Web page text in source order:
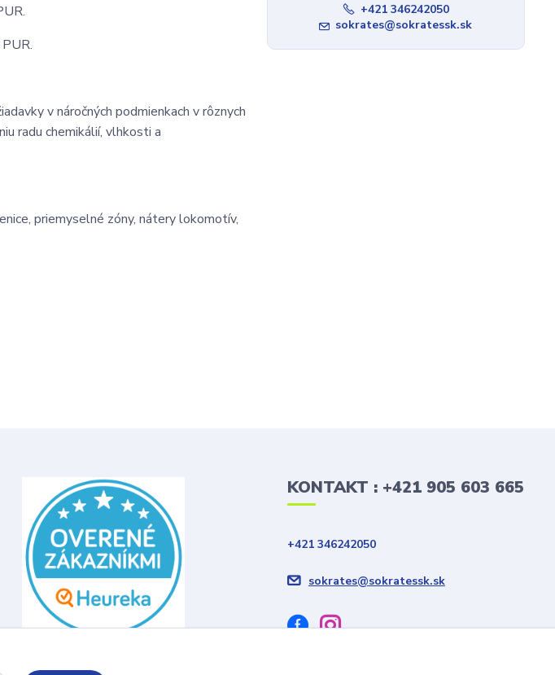
v náročných podmienkach v rôznych
radu chemikálií, vlhkosti a
priemyselné zóny, nátery lokomotív,
+421 346242050
sokrates@sokratessk.sk
KONTAKT : +421 905 603 665
+421 346242050
sokrates@sokratessk.sk